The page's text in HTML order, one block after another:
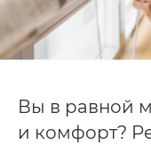
Вы в равной
и комфорт?